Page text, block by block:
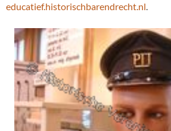
educatief.historischbarendrecht.nl.